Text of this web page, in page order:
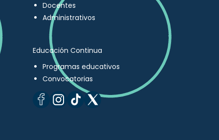
Docentes
Administrativos
Educación Continua
Programas educativos
Convocatorias